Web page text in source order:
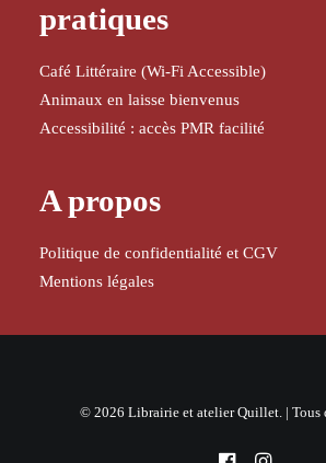
pratiques
Café Littéraire (Wi-Fi Accessible)
Animaux en laisse bienvenus
Accessibilité : accès PMR facilité
A propos
Politique de confidentialité et CGV
Mentions légales
© 2026 Librairie et atelier Quillet. | Tous